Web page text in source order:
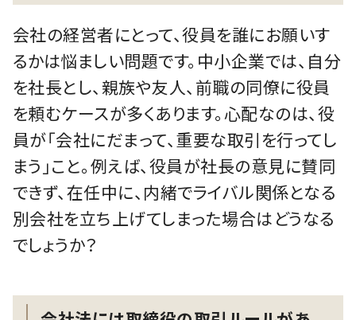
会社の経営者にとって、役員を誰にお願いす
るかは悩ましい問題です。中小企業では、自分
を社長とし、親族や友人、前職の同僚に役員
を頼むケースが多くあります。心配なのは、役
員が「会社にだまって、重要な取引を行ってし
まう」こと。例えば、役員が社長の意見に賛同
できず、在任中に、内緒でライバル関係となる
別会社を立ち上げてしまった場合はどうなる
でしょうか？